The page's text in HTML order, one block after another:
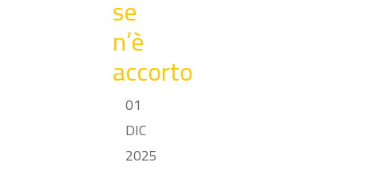
se
n’è
accorto
01
DIC
2025